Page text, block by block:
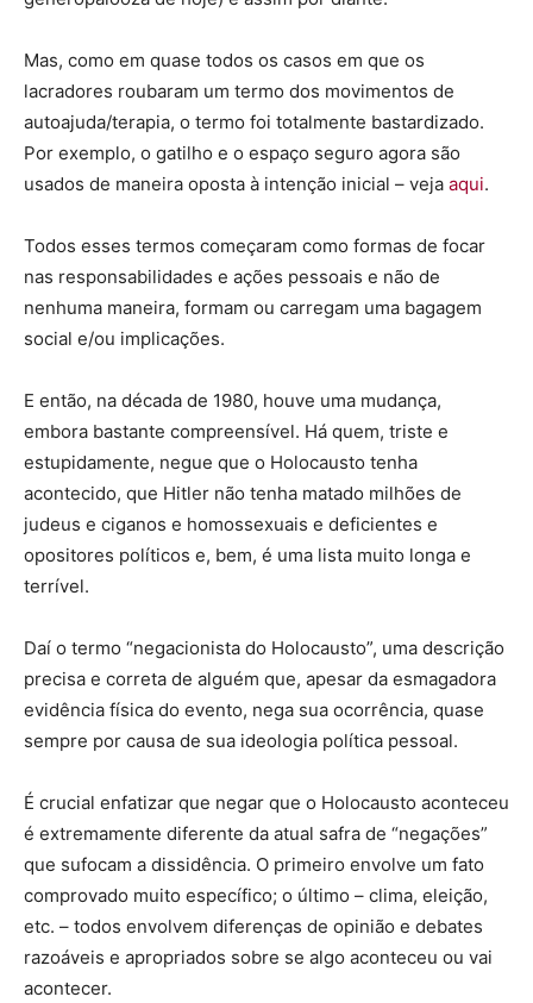
Mas, como em quase todos os casos em que os
lacradores roubaram um termo dos movimentos de
autoajuda/terapia, o termo foi totalmente bastardizado.
Por exemplo, o gatilho e o espaço seguro agora são
usados ​​de maneira oposta à intenção inicial – veja aqui.
Todos esses termos começaram como formas de focar
nas responsabilidades e ações pessoais e não de
nenhuma maneira, formam ou carregam uma bagagem
social e/ou implicações.
E então, na década de 1980, houve uma mudança,
embora bastante compreensível. Há quem, triste e
estupidamente, negue que o Holocausto tenha
acontecido, que Hitler não tenha matado milhões de
judeus e ciganos e homossexuais e deficientes e
opositores políticos e, bem, é uma lista muito longa e
terrível.
Daí o termo “negacionista do Holocausto”, uma descrição
precisa e correta de alguém que, apesar da esmagadora
evidência física do evento, nega sua ocorrência, quase
sempre por causa de sua ideologia política pessoal.
É crucial enfatizar que negar que o Holocausto aconteceu
é extremamente diferente da atual safra de “negações”
que sufocam a dissidência. O primeiro envolve um fato
comprovado muito específico; o último – clima, eleição,
etc. – todos envolvem diferenças de opinião e debates
razoáveis ​​e apropriados sobre se algo aconteceu ou vai
acontecer.